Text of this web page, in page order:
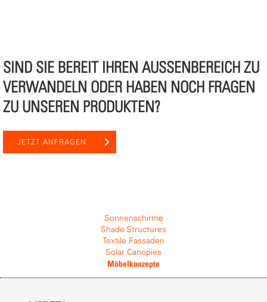
SIND SIE BEREIT IHREN AUSSENBEREICH ZU V
ERWANDELN ODER HABEN NOCH FRAGEN Z
U UNSEREN PRODUKTEN?
JETZT ANFRAGEN
Sonnenschirme
Shade Structures
Textile Fassaden
Solar Canopies
Möbelkonzepte